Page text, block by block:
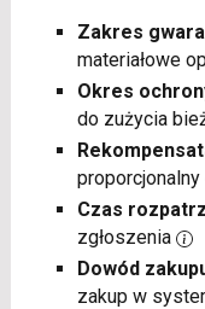
Zakres
materiałowe
Okres
do zużycia
Czas
zgłoszenia
Dowód
zakup w